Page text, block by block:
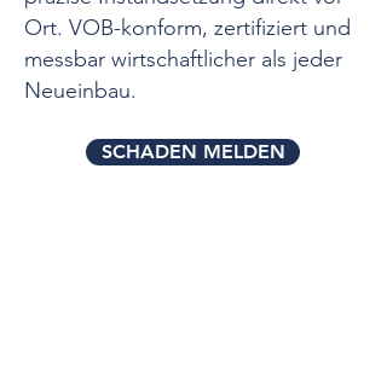
Ort. VOB-konform, zertifiziert und
messbar wirtschaftlicher als jeder
Neueinbau.
SCHADEN MELDEN